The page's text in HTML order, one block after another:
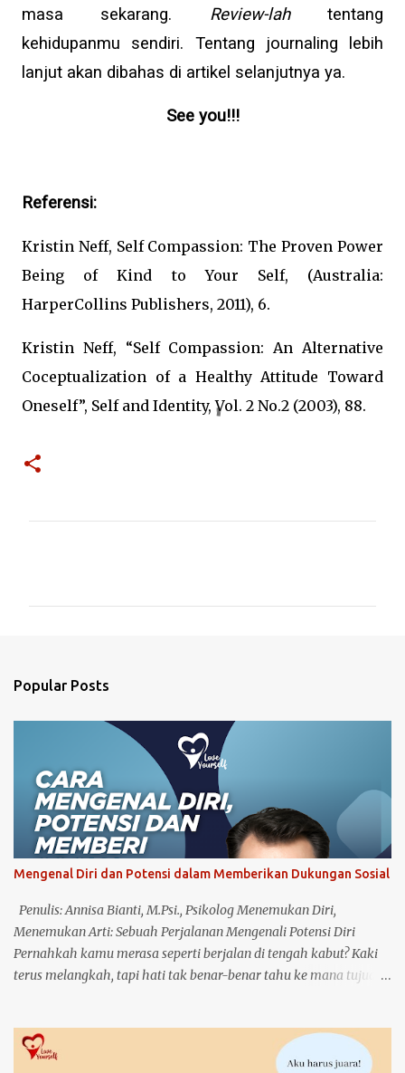
masa sekarang. Review-lahtentang
kehidupanmu sendiri. Tentang journaling lebih
lanjut akan dibahas di artikel selanjutnya ya.
See you!!!
Referensi:
Kristin Neff, Self Compassion: The Proven Power
Being of Kind to Your Self, (Australia:
HarperCollins Publishers, 2011), 6.
Kristin Neff, “Self Compassion: An Alternative
Coceptualization of a Healthy Attitude Toward
Oneself”, Self and Identity, Vol. 2 No.2 (2003), 88.
Popular Posts
Mengenal Diri dan Potensi dalam Memberikan Dukungan Sosial
Penulis: Annisa Bianti, M.Psi., Psikolog Menemukan Diri,
Menemukan Arti: Sebuah Perjalanan Mengenali Potensi Diri
Pernahkah kamu merasa seperti berjalan di tengah kabut? Kaki
terus melangkah, tapi hati tak benar-benar tahu ke mana tujuan.
aku, dan apa potensi terbaik yang tersembunyi dalam diriku?"
Aku pun pernah berada di titik itu. Titik di mana hidup terasa